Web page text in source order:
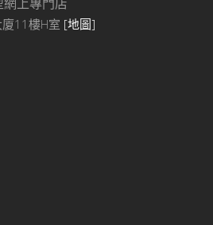
11樓H室 [地圖]